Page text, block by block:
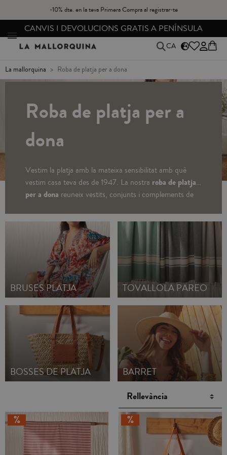
-10% dte. en la teva Primera Compra al registrar-te
CANVIS I DEVOLUCIONS GRATIS A PENÍNSULA
CA
la mallorquina roba de platja per a dona
Roba de platja per a
dona
Vestim la platja amb la mateixa sensibilitat amb què
vestim casa teva des de 1947. La nostra roba de platja
per a dona reuneix vestits, conjunts i complements de
acompanyar-te del primer bany al passeig del
BRUSES PLATJA TOVALLOLA PAREO
BOSSES DE PLATJA BARRET